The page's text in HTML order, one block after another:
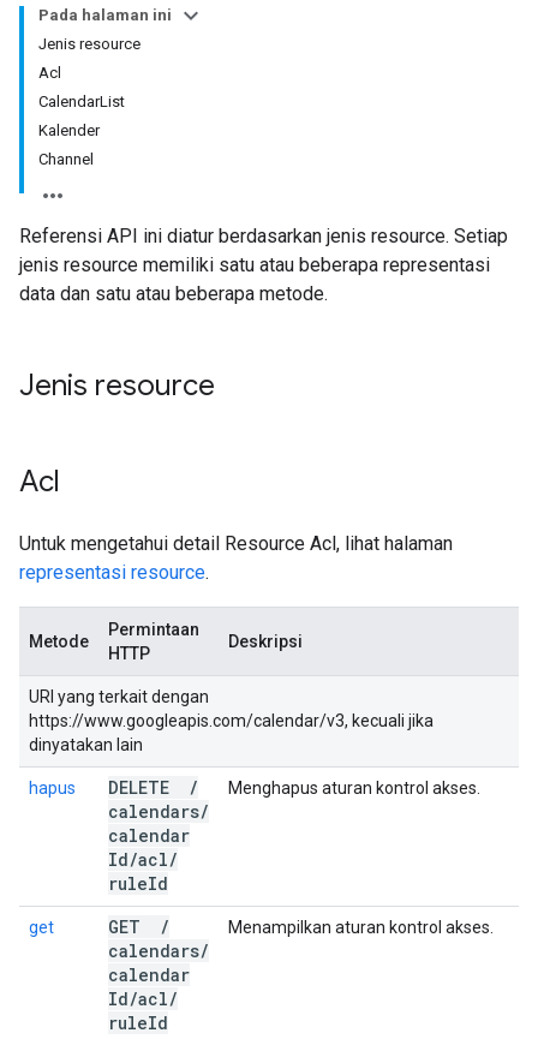
Pada halaman ini
Jenis resource
Acl
CalendarList
Kalender
Channel
Referensi API ini diatur berdasarkan jenis resource. Setiap
jenis resource memiliki satu atau beberapa representasi
data dan satu atau beberapa metode.
Jenis resource
Acl
Untuk mengetahui detail Resource Acl, lihat halaman
representasi resource.
Metode
Permintaan
HTTP
Deskripsi
URI yang terkait dengan
https://www.googleapis.com/calendar/v3, kecuali jika
dinyatakan lain
hapus DELETE
/
calendars/
calendar
Id/acl/
ruleId
Menghapus aturan kontrol akses.
get GET
/
calendars/
calendar
Id/acl/
ruleId
Menampilkan aturan kontrol akses.